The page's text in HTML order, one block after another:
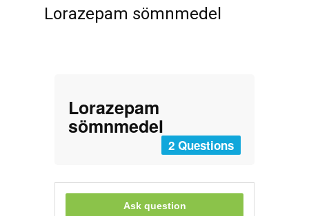
Lorazepam sömnmedel
Lorazepam
sömnmedel
2 Questions
Ask question